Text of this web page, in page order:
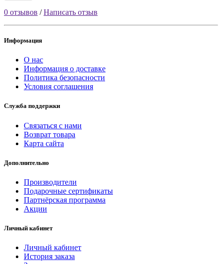
0 отзывов /Написать отзыв
Информация
О нас
Информация о доставке
Политика безопасности
Условия соглашения
Служба поддержки
Связаться с нами
Возврат товара
Карта сайта
Дополнительно
Производители
Подарочные сертификаты
Партнёрская программа
Акции
Личный кабинет
Личный кабинет
История заказа